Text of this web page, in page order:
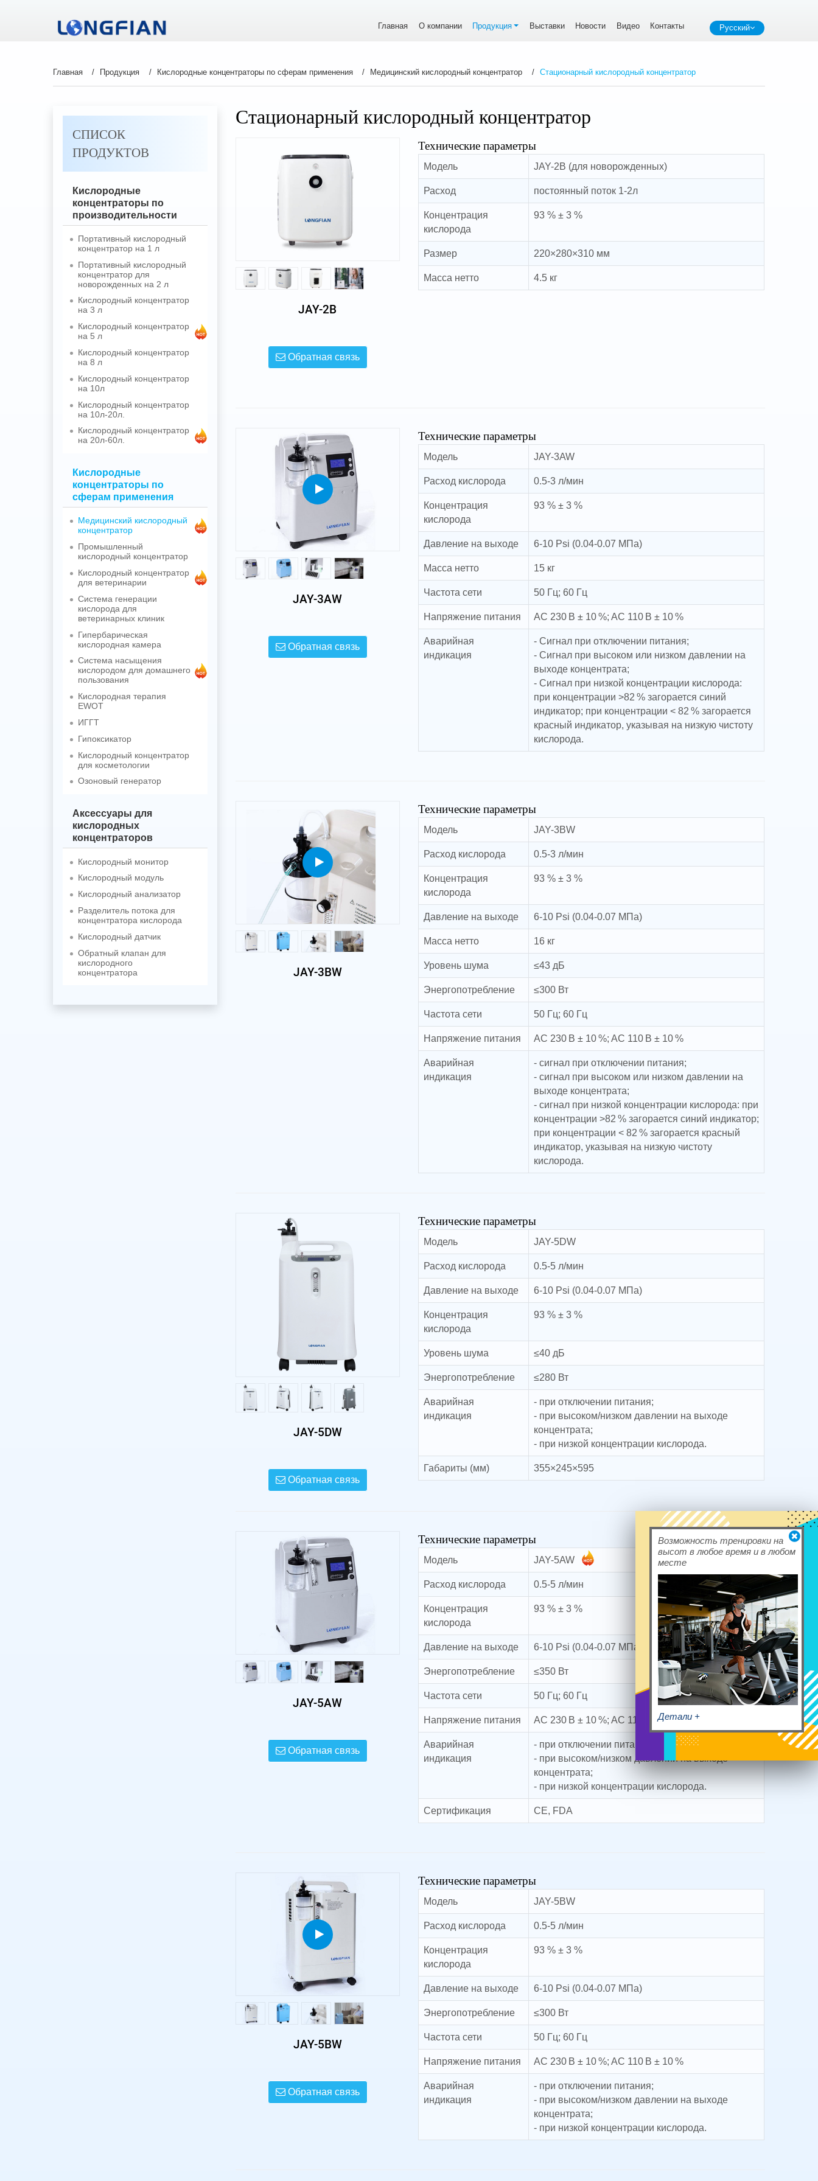
Русский
Главная О компании Продукция Выставки Новости Видео Контакты
Главная Продукция Кислородные концентраторы по сферам применения Медицинский кислородный концентратор Стационарный кислородный концентратор
Стационарный кислородный концентратор
JAY-2B
Обратная связь
Технические параметры
Модель JAY-2B (для новорожденных)
Расход постоянный поток 1-2л
Концентрация
кислорода
93 % ± 3 %
Размер 220×280×310 мм
Масса нетто 4.5 кг
JAY-3AW
Обратная связь
Технические параметры
Модель JAY-3AW
Расход кислорода 0.5-3 л/мин
Концентрация
кислорода
93 % ± 3 %
Давление на выходе 6-10 Psi (0.04-0.07 МПа)
Масса нетто 15 кг
Частота сети 50 Гц; 60 Гц
Напряжение питания AC 230 В ± 10 %; AC 110 В ± 10 %
Аварийная
индикация
- Сигнал при отключении питания;
- Сигнал при высоком или низком давлении на
выходе концентрата;
- Сигнал при низкой концентрации кислорода:
при концентрации >82 % загорается синий
индикатор; при концентрации < 82 % загорается
красный индикатор, указывая на низкую чистоту
кислорода.
JAY-3BW
Технические параметры
Модель JAY-3BW
Расход кислорода 0.5-3 л/мин
Концентрация
кислорода
93 % ± 3 %
Давление на выходе 6-10 Psi (0.04-0.07 МПа)
Масса нетто 16 кг
Уровень шума ≤43 дБ
Энергопотребление ≤300 Вт
Частота сети 50 Гц; 60 Гц
Напряжение питания AC 230 В ± 10 %; AC 110 В ± 10 %
Аварийная
индикация
- сигнал при отключении питания;
- сигнал при высоком или низком давлении на
выходе концентрата;
- сигнал при низкой концентрации кислорода: при
концентрации >82 % загорается синий индикатор;
при концентрации < 82 % загорается красный
индикатор, указывая на низкую чистоту
кислорода.
JAY-5DW
Обратная связь
Технические параметры
Модель JAY-5DW
Расход кислорода 0.5-5 л/мин
Давление на выходе 6-10 Psi (0.04-0.07 МПа)
Концентрация
кислорода
93 % ± 3 %
Уровень шума ≤40 дБ
Энергопотребление ≤280 Вт
Аварийная
индикация
- при отключении питания;
- при высоком/низком давлении на выходе
концентрата;
- при низкой концентрации кислорода.
Габариты (мм) 355×245×595
JAY-5AW
Обратная связь
Технические параметры
Модель JAY-5AW
Расход кислорода 0.5-5 л/мин
Концентрация
кислорода
93 % ± 3 %
Давление на выходе 6-10 Psi (0.04-0.07 МПа)
Энергопотребление ≤350 Вт
Частота сети 50 Гц; 60 Гц
Напряжение питания AC 230 В ± 10 %; AC 110 В ± 10 %
Аварийная
индикация
- при отключении питания;
- при высоком/низком давлении на выходе
концентрата;
- при низкой концентрации кислорода.
Сертификация CE, FDA
JAY-5BW
Обратная связь
Технические параметры
Модель JAY-5BW
Расход кислорода 0.5-5 л/мин
Концентрация
кислорода
93 % ± 3 %
Давление на выходе 6-10 Psi (0.04-0.07 МПа)
Энергопотребление ≤300 Вт
Частота сети 50 Гц; 60 Гц
Напряжение питания AC 230 В ± 10 %; AC 110 В ± 10 %
Аварийная
индикация
- при отключении питания;
- при высоком/низком давлении на выходе
концентрата;
- при низкой концентрации кислорода.
СПИСОК
ПРОДУКТОВ
Кислородные
концентраторы по
производительности
Портативный кислородный
концентратор на 1 л
Портативный кислородный
концентратор для
новорожденных на 2 л
Кислородный концентратор
на 3 л
Кислородный концентратор
на 5 л
Кислородный концентратор
на 8 л
Кислородный концентратор
на 10л
Кислородный концентратор
на 10л-20л.
Кислородный концентратор
на 20л-60л.
Кислородные
концентраторы по
сферам применения
Медицинский кислородный
концентратор
Промышленный
кислородный концентратор
Кислородный концентратор
для ветеринарии
Система генерации
кислорода для
ветеринарных клиник
Гипербарическая
кислородная камера
Система насыщения
кислородом для домашнего
пользования
Кислородная терапия
EWOT
ИГГТ
Гипоксикатор
Кислородный концентратор
для косметологии
Озоновый генератор
Аксессуары для
кислородных
концентраторов
Кислородный монитор
Кислородный модуль
Кислородный анализатор
Разделитель потока для
концентратора кислорода
Кислородный датчик
Обратный клапан для
кислородного
концентратора
Возможность тренировки на
высот в любое время и в любом
месте
Детали +